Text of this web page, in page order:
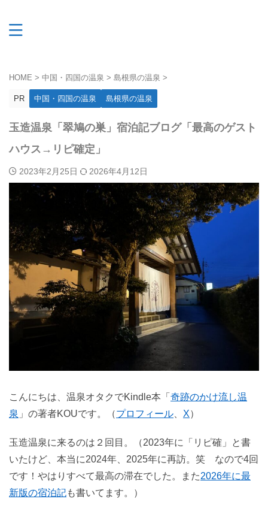
HOME > 中国・四国の温泉 > 島根県の温泉 >
PR 中国・四国の温泉 島根県の温泉
玉造温泉「翠鳩の巣」宿泊記ブログ「最高のゲスト
ハウス→リピ確定」
2023年2月25日 2026年4月12日
こんにちは、温泉オタクでKindle本「 奇跡のかけ流し温
泉 」の著者KOUです。（プロフィール X）
玉造温泉に来るのは２回目。（2023年に「リピ確」と書
いたけど、本当に2024年、2025年に再訪。笑 なので4回
です！やはりすべて最高の滞在でした。また2026年に最
新版の宿泊記も書いてます。）